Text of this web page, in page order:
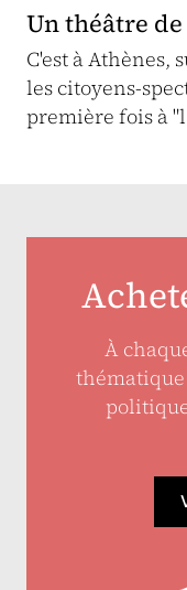
Un théâtre
C'est à Athènes,
les citoyens-
première fois à
À